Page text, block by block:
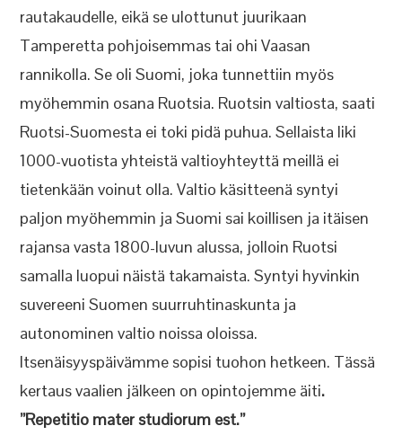
rautakaudelle, eikä se ulottunut juurikaan
Tamperetta pohjoisemmas tai ohi Vaasan
rannikolla. Se oli Suomi, joka tunnettiin myös
myöhemmin osana Ruotsia. Ruotsin valtiosta, saati
Ruotsi-Suomesta ei toki pidä puhua. Sellaista liki
1000-vuotista yhteistä valtioyhteyttä meillä ei
tietenkään voinut olla. Valtio käsitteenä syntyi
paljon myöhemmin ja Suomi sai koillisen ja itäisen
rajansa vasta 1800-luvun alussa, jolloin Ruotsi
samalla luopui näistä takamaista. Syntyi hyvinkin
suvereeni Suomen suurruhtinaskunta ja
autonominen valtio noissa oloissa.
Itsenäisyyspäivämme sopisi tuohon hetkeen. Tässä
kertaus vaalien jälkeen on opintojemme äiti.
”Repetitio mater studiorum est.”